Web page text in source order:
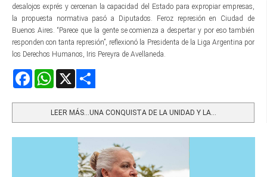
desalojos exprés y cercenan la capacidad del Estado para expropiar empresas,
la propuesta normativa pasó a Diputados. Feroz represión en Ciudad de
Buenos Aires. “Parece que la gente se comienza a despertar y por eso también
responden con tanta represión”, reflexionó la Presidenta de la Liga Argentina por
los Derechos Humanos, Iris Pereyra de Avellaneda.
FacebookWhatsApp
LEER MÁS…UNA CONQUISTA DE LA UNIDAD Y LA...